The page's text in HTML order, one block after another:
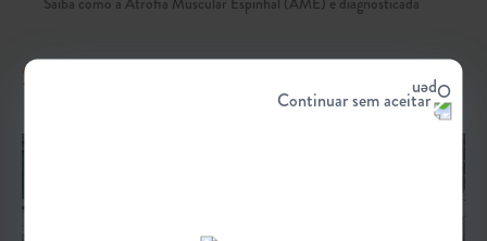
Continuar sem aceitar
SINTOMAS